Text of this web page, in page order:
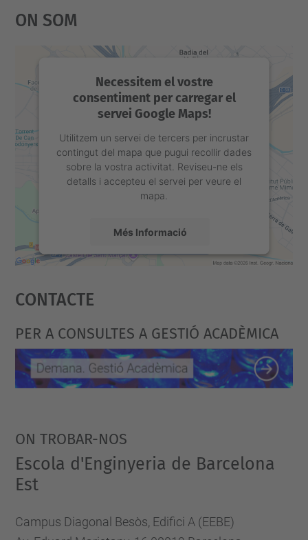
On Som
Necessitem el vostre
consentiment per carregar el
servei Google Maps!
Utilitzem un servei de tercers per incrustar
contingut del mapa que pugui recollir dades
sobre la vostra activitat. Reviseu-ne els
detalls i accepteu el servei per veure el
mapa.
Més Informació
powered by
Contacte
PER A CONSULTES A GESTIÓ ACADÈMICA
ON TROBAR-NOS
Escola d'Enginyeria de Barcelona
Est
Campus Diagonal Besòs, Edifici A (EEBE)